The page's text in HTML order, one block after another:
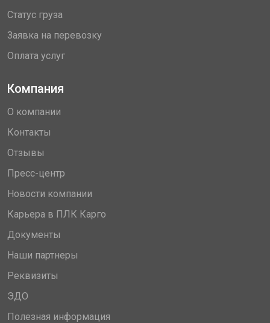
Статус груза
Заявка на перевозку
Оплата услуг
Компания
О компании
Контакты
Отзывы
Пресс-центр
Новости компании
Карьера в ПЛК Карго
Документы
Наши партнеры
Реквизиты
ЭДО
Полезная информация